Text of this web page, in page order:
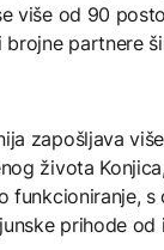
više od 90
brojne partnere
zapošljava
života
funkcioniranje,
prihode od